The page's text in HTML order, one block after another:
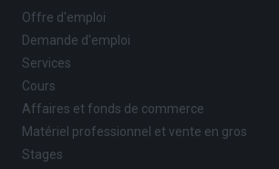
Offre d'emploi
Demande d'emploi
Services
Cours
Affaires et fonds de commerce
Matériel professionnel et vente en gros
Stages